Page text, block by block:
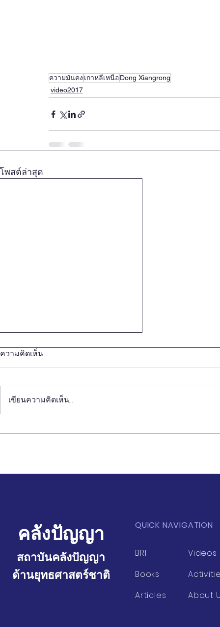
ความมั่นคง เกาหลีเหนือDong Xiangrong
video2017
โพสต์ล่าสุด
การเมืองและการต่างประเทศ
ความคิดเห็น
เขียนความคิดเห็น…
คลังปัญญา
สถาบันคลังปัญญา
ด้านยุทธศาสตร์ชาติ
QUICK NAVIGATION
BRI
Books
Articles
Videos
About